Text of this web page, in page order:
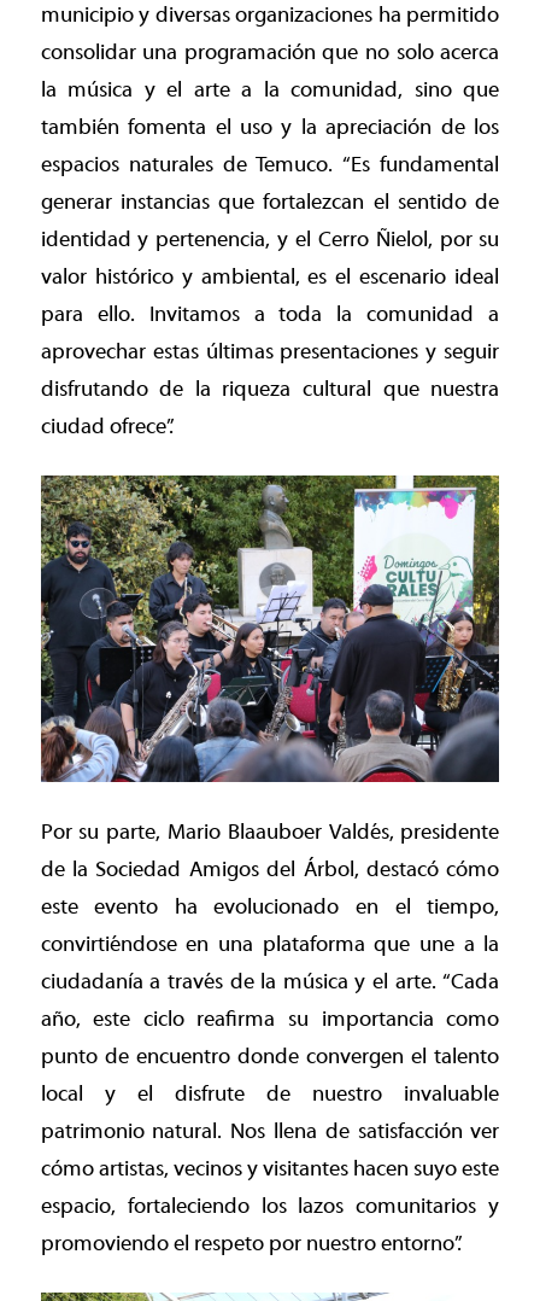
municipio y diversas organizaciones ha permitido
consolidar una programación que no solo acerca
la música y el arte a la comunidad, sino que
también fomenta el uso y la apreciación de los
espacios naturales de Temuco. “Es fundamental
generar instancias que fortalezcan el sentido de
identidad y pertenencia, y el Cerro Ñielol, por su
valor histórico y ambiental, es el escenario ideal
para ello. Invitamos a toda la comunidad a
aprovechar estas últimas presentaciones y seguir
disfrutando de la riqueza cultural que nuestra
ciudad ofrece”.
Por su parte, Mario Blaauboer Valdés, presidente
de la Sociedad Amigos del Árbol, destacó cómo
este evento ha evolucionado en el tiempo,
convirtiéndose en una plataforma que une a la
ciudadanía a través de la música y el arte. “Cada
año, este ciclo reafirma su importancia como
punto de encuentro donde convergen el talento
local y el disfrute de nuestro invaluable
patrimonio natural. Nos llena de satisfacción ver
cómo artistas, vecinos y visitantes hacen suyo este
espacio, fortaleciendo los lazos comunitarios y
promoviendo el respeto por nuestro entorno”.